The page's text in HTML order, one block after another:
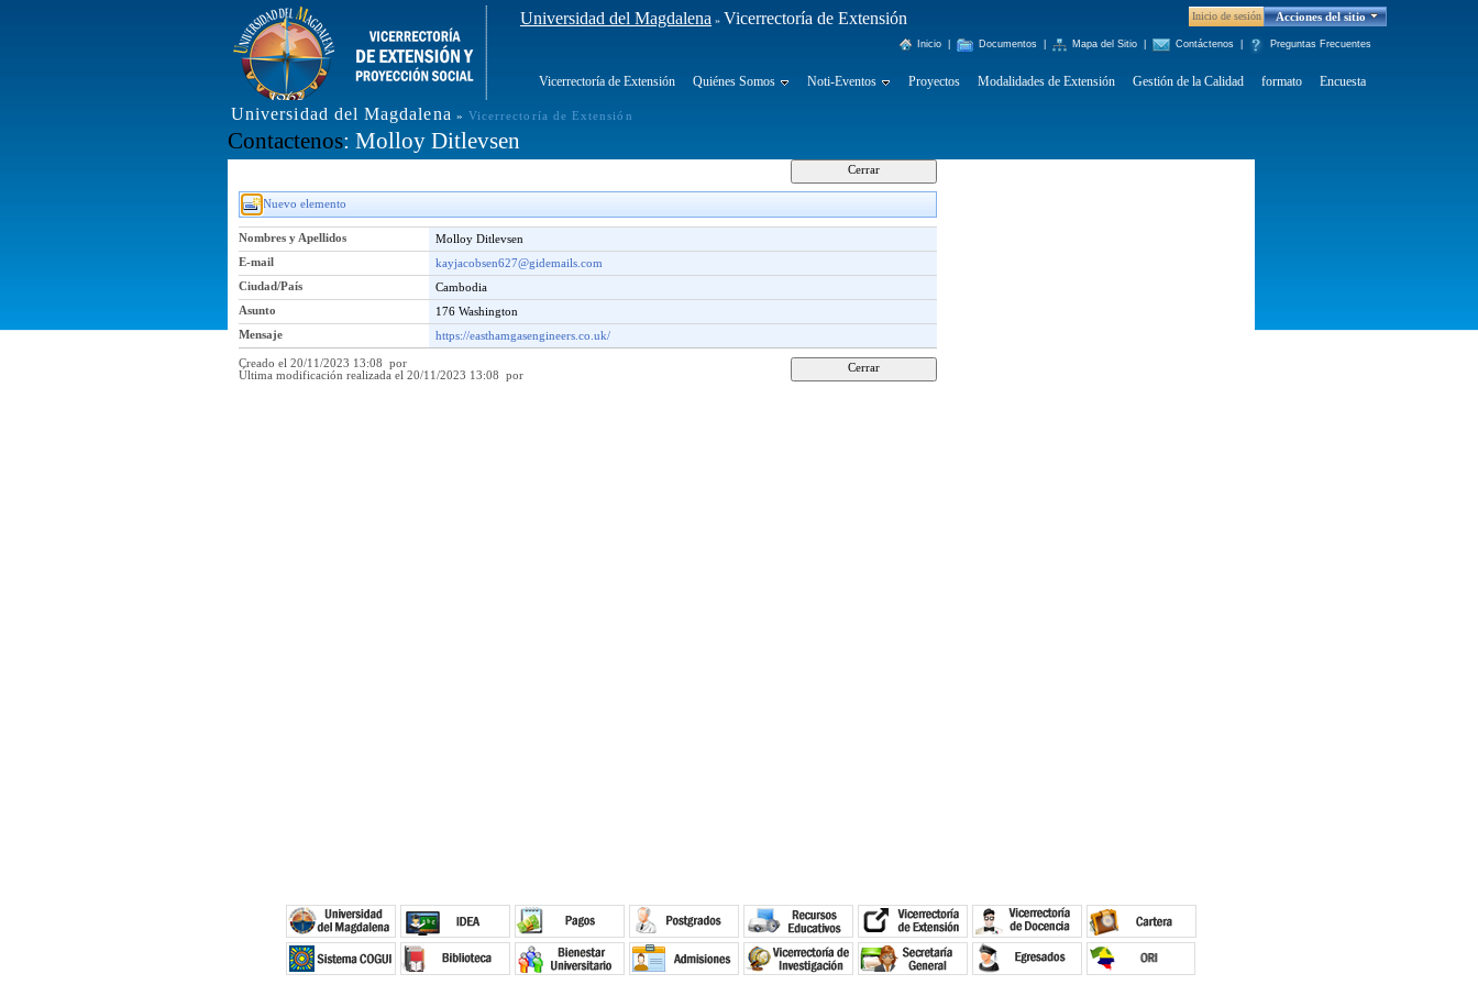
Universidad del Magdalena » Vicerrectoría de Extensión Inicio de sesión Acciones del sitio
Inicio Documentos Mapa del Sitio Contáctenos Preguntas Frecuentes
Vicerrectoría de Extensión Quiénes Somos Noti-Eventos Proyectos Modalidades de Extensión Gestión de la Calidad formato Encuesta
Universidad del Magdalena » Vicerrectoría de Extensión
Contactenos: Molloy Ditlevsen
Nuevo elemento
Nombres y Apellidos
Molloy Ditlevsen
E-mail
kayjacobsen627@gidemails.com
Ciudad/País
Cambodia
Asunto
176 Washington
Mensaje
https://easthamgasengineers.co.uk/
Creado el 20/11/2023 13:08 por
Última modificación realizada el 20/11/2023 13:08 por